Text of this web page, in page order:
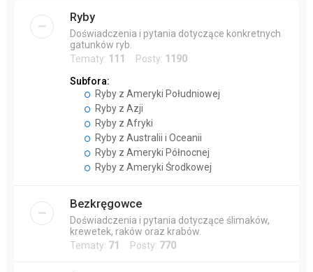
Ryby
Doświadczenia i pytania dotyczące konkretnych
gatunków ryb.
Tematy: 111 Posty: 1190
Subfora:
Ryby z Ameryki Południowej
Ryby z Azji
Ryby z Afryki
Ryby z Australii i Oceanii
Ryby z Ameryki Północnej
Ryby z Ameryki Środkowej
Bezkręgowce
Doświadczenia i pytania dotyczące ślimaków,
krewetek, raków oraz krabów.
Tematy: 71 Posty: 770